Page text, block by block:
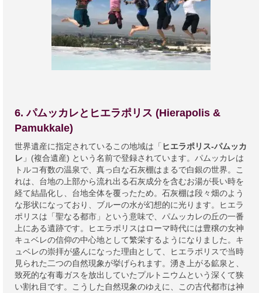
6. パムッカレとヒエラポリス (Hierapolis &
Pamukkale)
世界遺産に指定されているこの地域は「 ヒエラポリス-パムッカ
レ 」(複合遺産) という名前で登録されています。パムッカレは
トルコ有数の温泉で、真っ白な石灰棚はまるで白銀の世界。こ
れは、台地の上部から流れ出る石灰成分を含むお湯が長い時を
経て結晶化し、台地全体を覆ったため。石灰棚は段々畑のよう
な形状になっており、ブルーの水が幻想的に光ります。ヒエラ
ポリスは「聖なる都市」という意味で、パムッカレの丘の一番
上にある遺跡です。ヒエラポリスはローマ時代には豊穣の女神
キュベレの信仰の中心地として繁栄するようになりました。キ
ュベレの崇拝が盛んになった理由として、ヒエラポリスで当時
見られた二つの自然現象が挙げられます。湧き上がる鉱泉と、
致死的な有毒ガスを放出していたプルトニウムという深くて狭
い割れ目です。こうした自然現象のゆえに、この古代都市は神